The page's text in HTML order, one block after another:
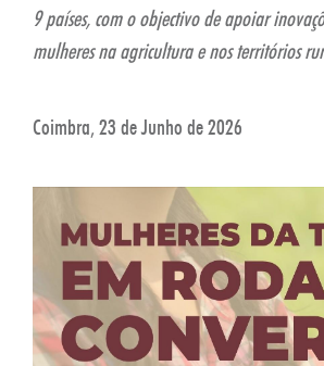
9 países, com o objectivo de apoiar
mulheres na agricultura e nos territórios
Coimbra, 23 de Junho de 2026